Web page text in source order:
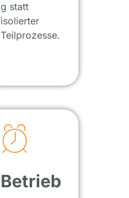
g statt
isolierter
Teilprozesse.
Betrieb